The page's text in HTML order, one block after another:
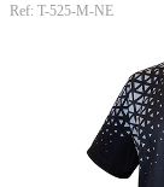
Ref: T-525-M-NE